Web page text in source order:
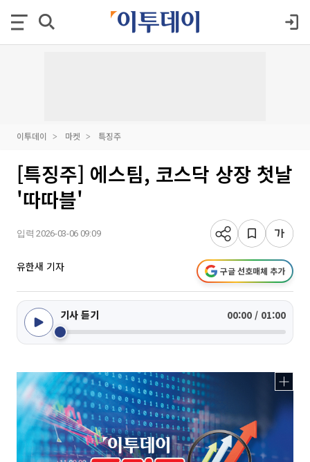
이투데이 마켓 특징주
[특징주] 에스팀, 코스닥 상장 첫날
'따따블'
입력 2026-03-06 09:09
유한새 기자 구글 선호매체 추가
기사 듣기 00:00 / 01:00